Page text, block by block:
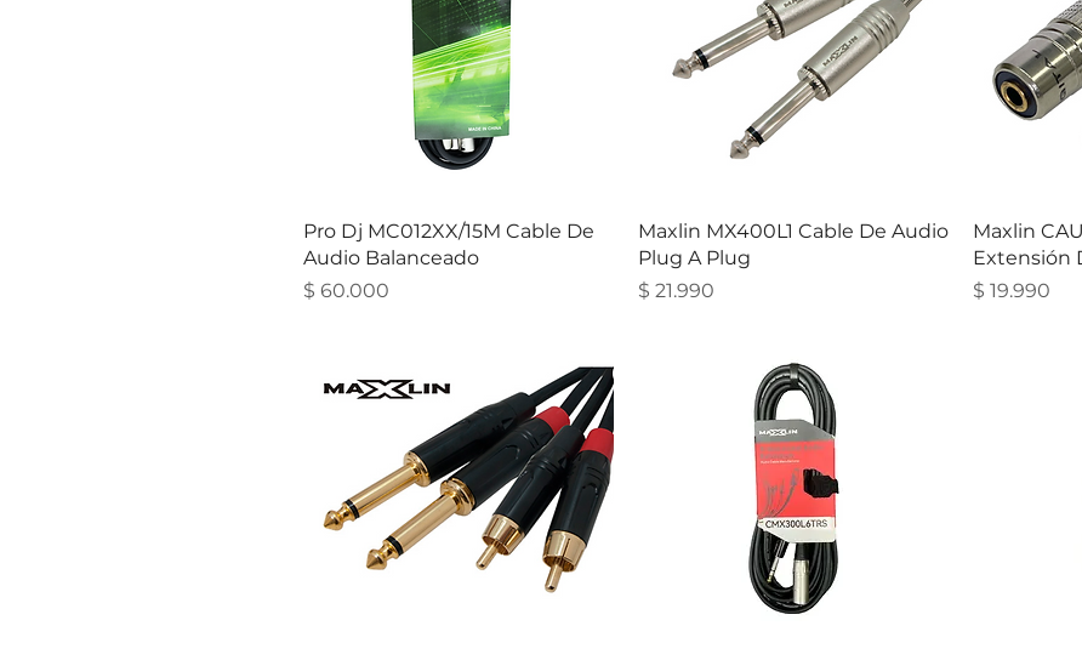
Pro Dj MC012XX/15M Cable De
Audio Balanceado
Precio
$ 60.000
Maxlin MX400L1 Cable De Audio
Plug A Plug
Precio
$ 21.990
Maxlin
Extensión
Precio
$ 19.990